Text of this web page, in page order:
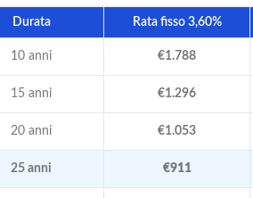
Durata Rata fisso 3,60%
10 anni €1.788
15 anni €1.296
20 anni €1.053
25 anni €911